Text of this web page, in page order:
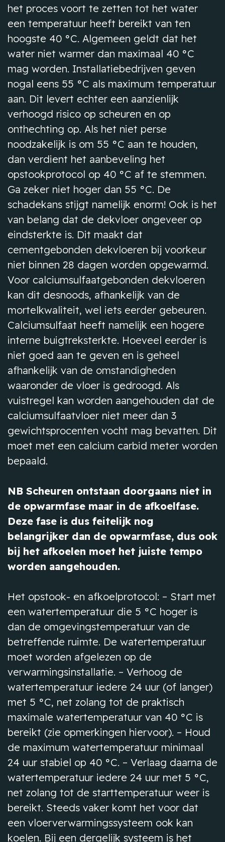
het proces voort te zetten tot het water
een temperatuur heeft bereikt van ten
hoogste 40 °C. Algemeen geldt dat het
water niet warmer dan maximaal 40 °C
mag worden. Installatiebedrijven geven
nogal eens 55 °C als maximum temperatuur
aan. Dit levert echter een aanzienlijk
verhoogd risico op scheuren en op
onthechting op. Als het niet perse
noodzakelijk is om 55 °C aan te houden,
dan verdient het aanbeveling het
opstookprotocol op 40 °C af te stemmen.
Ga zeker niet hoger dan 55 °C. De
schadekans stijgt namelijk enorm! Ook is het
van belang dat de dekvloer ongeveer op
eindsterkte is. Dit maakt dat
cementgebonden dekvloeren bij voorkeur
niet binnen 28 dagen worden opgewarmd.
Voor calciumsulfaatgebonden dekvloeren
kan dit desnoods, afhankelijk van de
mortelkwaliteit, wel iets eerder gebeuren.
Calciumsulfaat heeft namelijk een hogere
interne buigtreksterkte. Hoeveel eerder is
niet goed aan te geven en is geheel
afhankelijk van de omstandigheden
waaronder de vloer is gedroogd. Als
vuistregel kan worden aangehouden dat de
calciumsulfaatvloer niet meer dan 3
gewichtsprocenten vocht mag bevatten. Dit
moet met een calcium carbid meter worden
bepaald.
NB Scheuren ontstaan doorgaans niet in
de opwarmfase maar in de afkoelfase.
Deze fase is dus feitelijk nog
belangrijker dan de opwarmfase, dus ook
bij het afkoelen moet het juiste tempo
worden aangehouden.
Het opstook- en afkoelprotocol: – Start met
een watertemperatuur die 5 °C hoger is
dan de omgevingstemperatuur van de
betreffende ruimte. De watertemperatuur
moet worden afgelezen op de
verwarmingsinstallatie. – Verhoog de
watertemperatuur iedere 24 uur (of langer)
met 5 °C, net zolang tot de praktisch
maximale watertemperatuur van 40 °C is
bereikt (zie opmerkingen hiervoor). – Houd
de maximum watertemperatuur minimaal
24 uur stabiel op 40 °C. – Verlaag daarna de
watertemperatuur iedere 24 uur met 5 °C,
net zolang tot de starttemperatuur weer is
bereikt. Steeds vaker komt het voor dat
een vloerverwarmingssysteem ook kan
koelen. Bij een dergelijk systeem is het